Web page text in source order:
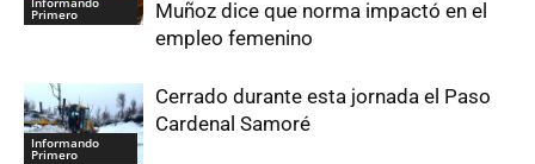
Primero
Muñoz dice que norma impactó en el
empleo femenino
Informando
Primero
Cerrado durante esta jornada el Paso
Cardenal Samoré